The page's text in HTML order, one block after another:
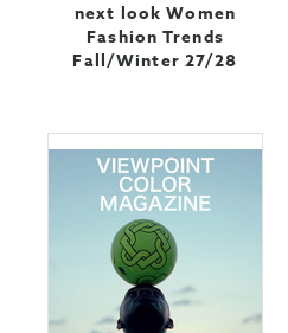
next look Women
Fashion Trends
Fall/Winter 27/28